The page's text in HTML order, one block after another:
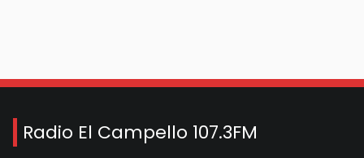
Radio El Campello 107.3FM